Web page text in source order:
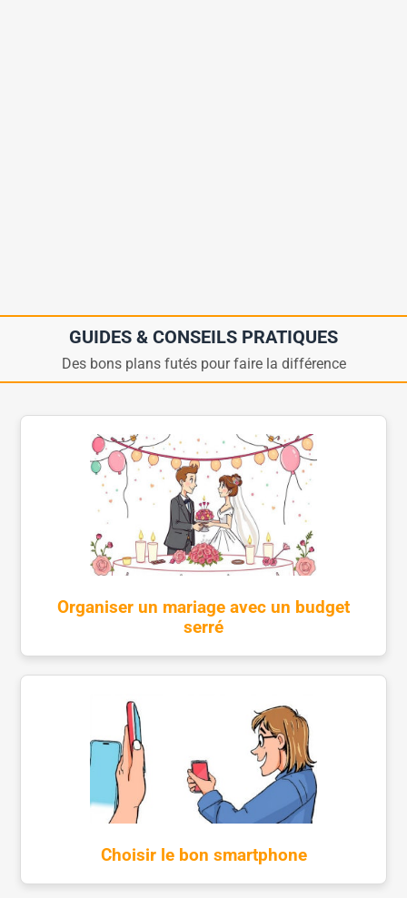
GUIDES & CONSEILS PRATIQUES
Des bons plans futés pour faire la différence
Organiser un mariage avec un budget
serré
Choisir le bon smartphone